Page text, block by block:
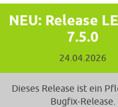
NEU: Release
7.5.0
24.04.2026
Dieses Release ist ein
Bugfix-Release.